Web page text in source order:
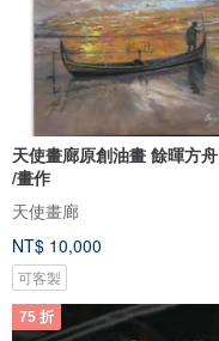
天使畫廊原創油畫 餘暉方舟 掛畫
/畫作
天使畫廊
NT$ 10,000
可客製
75 折